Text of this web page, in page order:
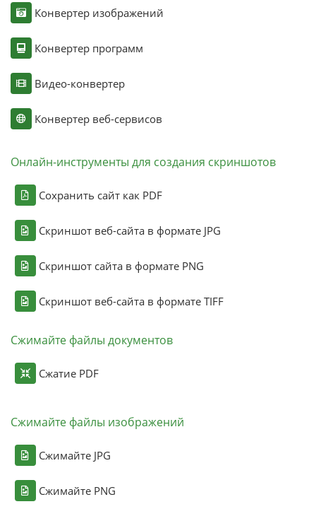
Конвертер изображений
Конвертер программ
Видео-конвертер
Конвертер веб-сервисов
Онлайн-инструменты для создания скриншотов
Сохранить сайт как PDF
Скриншот веб-сайта в формате JPG
Скриншот сайта в формате PNG
Скриншот веб-сайта в формате TIFF
Сжимайте файлы документов
Сжатие PDF
Сжимайте файлы изображений
Сжимайте JPG
Сжимайте PNG